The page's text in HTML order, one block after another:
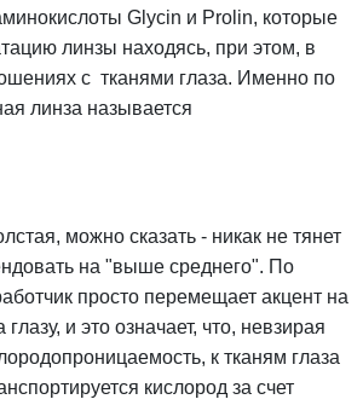
Glycin и Prolin, которые
линзы находясь, при этом, в
с тканями глаза. Именно по
линза называется
можно сказать - никак не тянет
на "выше среднего". По
просто перемещает акцент на
и это означает, что, невзирая
к тканям глаза
кислород за счет